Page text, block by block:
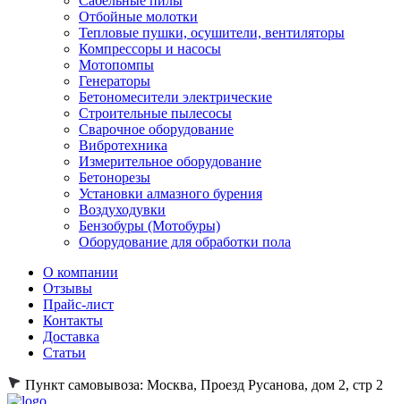
Отбойные молотки
Тепловые пушки, осушители, вентиляторы
Компрессоры и насосы
Мотопомпы
Генераторы
Бетономесители электрические
Строительные пылесосы
Сварочное оборудование
Вибротехника
Измерительное оборудование
Бетонорезы
Установки алмазного бурения
Воздуходувки
Бензобуры (Мотобуры)
Оборудование для обработки пола
О компании
Отзывы
Прайс-лист
Контакты
Доставка
Статьи
Пункт самовывоза: Москва, Проезд Русанова, дом 2, стр 2